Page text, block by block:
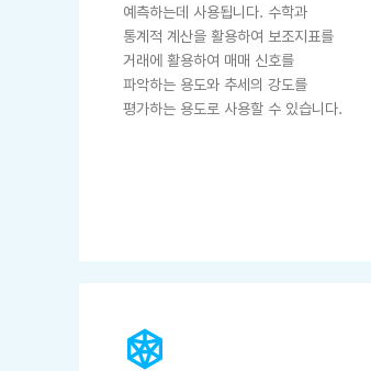
예측하는데 사용됩니다. 수학과
통계적 계산을 활용하여 보조지표를
거래에 활용하여 매매 신호를
파악하는 용도와 추세의 강도를
평가하는 용도로 사용할 수 있습니다.